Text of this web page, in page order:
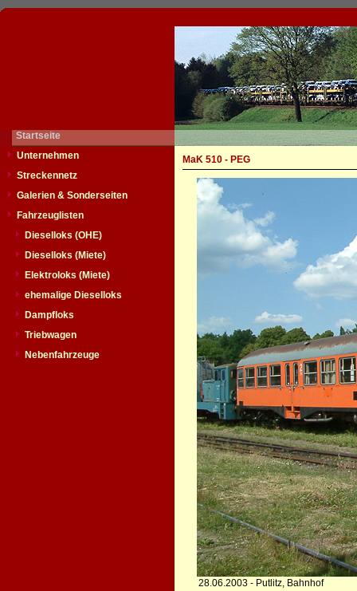
Startseite
Unternehmen
Streckennetz
Galerien & Sonderseiten
Fahrzeuglisten
Dieselloks (OHE)
Dieselloks (Miete)
Elektroloks (Miete)
ehemalige Dieselloks
Dampfloks
Triebwagen
Nebenfahrzeuge
MaK 510 - PEG
28.06.2003 - Putlitz, Bahnhof